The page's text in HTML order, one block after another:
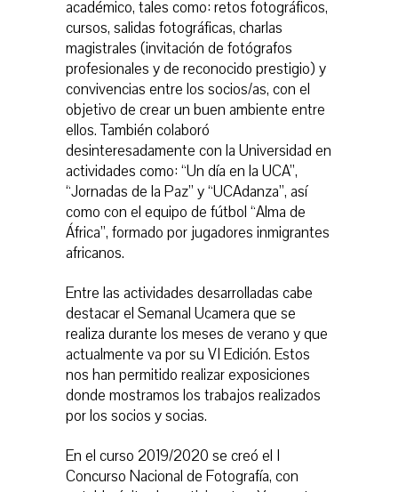
académico, tales como: retos fotográficos,
cursos, salidas fotográficas, charlas
magistrales (invitación de fotógrafos
profesionales y de reconocido prestigio) y
convivencias entre los socios/as, con el
objetivo de crear un buen ambiente entre
ellos. También colaboró
desinteresadamente con la Universidad en
actividades como: “Un día en la UCA”,
“Jornadas de la Paz” y “UCAdanza”, así
como con el equipo de fútbol “Alma de
África”, formado por jugadores inmigrantes
africanos.
Entre las actividades desarrolladas cabe
destacar el Semanal Ucamera que se
realiza durante los meses de verano y que
actualmente va por su VI Edición. Estos
nos han permitido realizar exposiciones
donde mostramos los trabajos realizados
por los socios y socias.
En el curso 2019/2020 se creó el I
Concurso Nacional de Fotografía, con